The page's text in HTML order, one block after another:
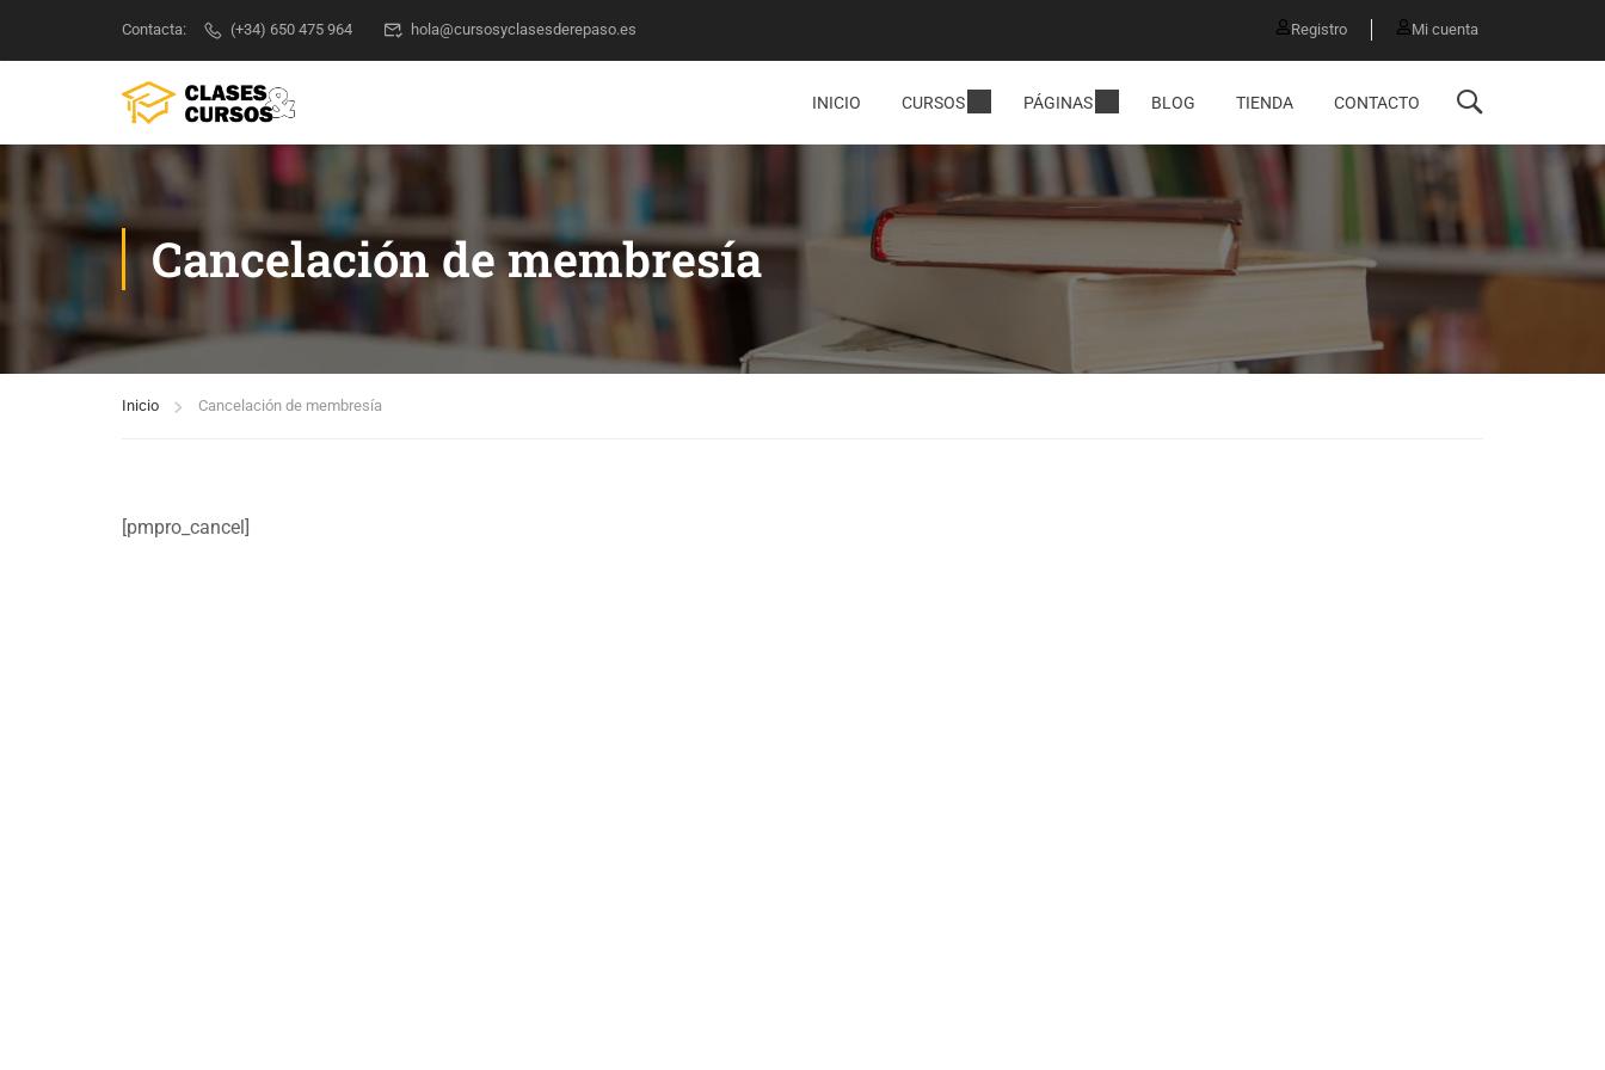
Contacta: (+34) 650 475 964 hola@cursosyclasesderepaso.es Registro Mi cuenta
INICIO CURSOS PÁGINAS BLOG TIENDA CONTACTO
Cancelación de membresía
Inicio Cancelación de membresía
[pmpro_cancel]